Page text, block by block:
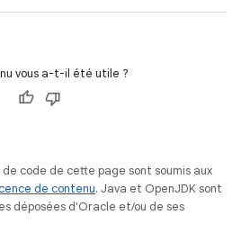
vous a-t-il été utile ?
code de cette page sont soumis aux
de contenu. Java et OpenJDK sont
déposées d'Oracle et/ou de ses